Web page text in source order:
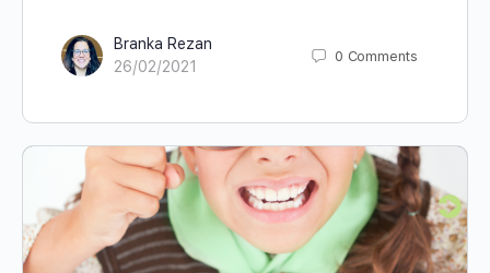
Branka Rezan
26/02/2021
0 Comments